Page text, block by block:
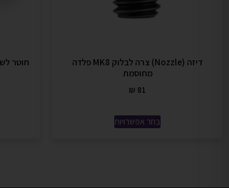
דיזה (Nozzle) צרה לבלוק MK8 פלדה
מחוסמת
₪ 81
בחר אפשרויות